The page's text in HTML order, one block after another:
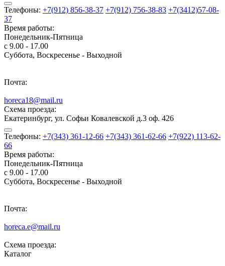
Телефоны: +7(912) 856-38-37 +7(912) 756-38-83 +7(3412)57-08-
37
Время работы:
Понедельник-Пятница
с 9.00 - 17.00
Суббота, Воскресенье - Выходной
Почта:
horeca18@mail.ru
Схема проезда:
Екатеринбург, ул. Софьи Ковалевской д.3 оф. 426
Телефоны: +7(343) 361-12-66 +7(343) 361-62-66 +7(922) 113-62-
66
Время работы:
Понедельник-Пятница
с 9.00 - 17.00
Суббота, Воскресенье - Выходной
Почта:
horeca.e@mail.ru
Схема проезда:
Каталог